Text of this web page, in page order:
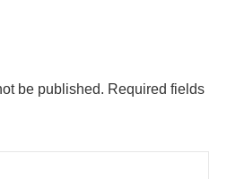
be published. Required fields